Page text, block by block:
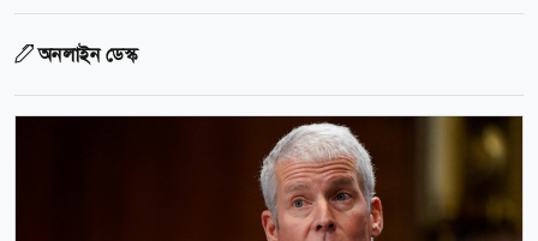
অনলাইন ডেস্ক